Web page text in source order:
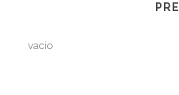
vacio